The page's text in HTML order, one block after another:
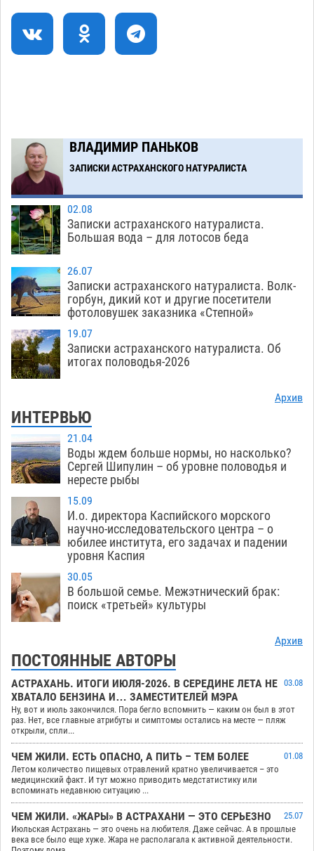
08:29
Астраханские спасатели назвали причину
солью астраханских сельхозугодий
06.08 388
Загрузить еще
ВЛАДИМИР ПАНЬКОВ
ЗАПИСКИ АСТРАХАНСКОГО НАТУРАЛИСТА
02.08
Записки астраханского натуралиста.
Большая вода – для лотосов беда
26.07
Записки астраханского натуралиста. Волк-
горбун, дикий кот и другие посетители
фотоловушек заказника «Степной»
19.07
Записки астраханского натуралиста. Об
итогах половодья-2026
Архив
ИНТЕРВЬЮ
21.04
Воды ждем больше нормы, но насколько?
Сергей Шипулин – об уровне половодья и
нересте рыбы
15.09
И.о. директора Каспийского морского
научно-исследовательского центра – о
юбилее института, его задачах и падении
уровня Каспия
30.05
В большой семье. Межэтнический брак:
поиск «третьей» культуры
Архив
ПОСТОЯННЫЕ АВТОРЫ
АСТРАХАНЬ. ИТОГИ ИЮЛЯ-2026. В СЕРЕДИНЕ ЛЕТА НЕ
ХВАТАЛО БЕНЗИНА И… ЗАМЕСТИТЕЛЕЙ МЭРА
03.08
Ну, вот и июль закончился. Пора бегло вспомнить — каким он был в этот
раз. Нет, все главные атрибуты и симптомы остались на месте — пляж
открыли, спли...
ЧЕМ ЖИЛИ. ЕСТЬ ОПАСНО, А ПИТЬ – ТЕМ БОЛЕЕ
01.08
Летом количество пищевых отравлений кратно увеличивается – это
медицинский факт. И тут можно приводить медстатистику или
вспоминать недавнюю ситуацию ...
ЧЕМ ЖИЛИ. «ЖАРЫ» В АСТРАХАНИ — ЭТО СЕРЬЕЗНО
25.07
Июльская Астрахань — это очень на любителя. Даже сейчас. А в прошлые
века все было еще хуже. Жара не располагала к активной деятельности.